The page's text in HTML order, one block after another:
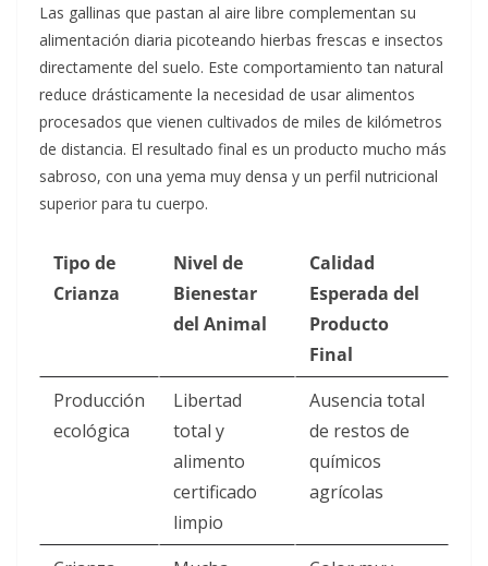
Las gallinas que pastan al aire libre complementan su
alimentación diaria picoteando hierbas frescas e insectos
directamente del suelo. Este comportamiento tan natural
reduce drásticamente la necesidad de usar alimentos
procesados que vienen cultivados de miles de kilómetros
de distancia. El resultado final es un producto mucho más
sabroso, con una yema muy densa y un perfil nutricional
superior para tu cuerpo.
Tipo de
Crianza
Nivel de
Bienestar
del Animal
Calidad
Esperada del
Producto
Final
Producción
ecológica
Libertad
total y
alimento
certificado
limpio
Ausencia total
de restos de
químicos
agrícolas